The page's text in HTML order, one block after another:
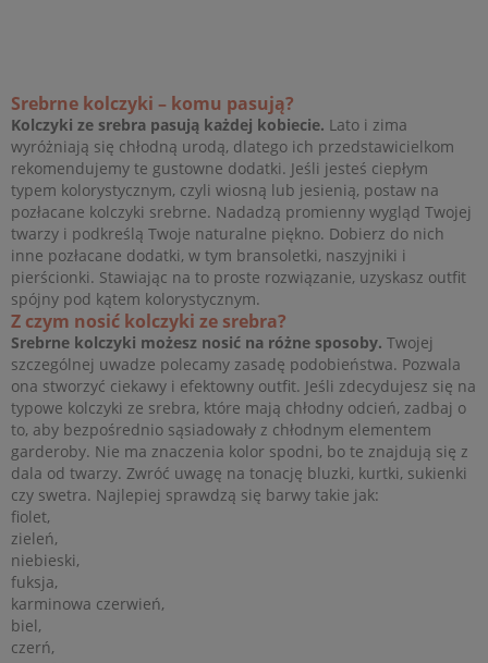
Srebrne kolczyki – komu pasują?
Kolczyki ze srebra pasują każdej kobiecie. Lato i zima
wyróżniają się chłodną urodą, dlatego ich przedstawicielkom
rekomendujemy te gustowne dodatki. Jeśli jesteś ciepłym
typem kolorystycznym, czyli wiosną lub jesienią, postaw na
pozłacane kolczyki srebrne. Nadadzą promienny wygląd Twojej
twarzy i podkreślą Twoje naturalne piękno. Dobierz do nich
inne pozłacane dodatki, w tym bransoletki, naszyjniki i
pierścionki. Stawiając na to proste rozwiązanie, uzyskasz outfit
spójny pod kątem kolorystycznym.
Z czym nosić kolczyki ze srebra?
Srebrne kolczyki możesz nosić na różne sposoby. Twojej
szczególnej uwadze polecamy zasadę podobieństwa. Pozwala
ona stworzyć ciekawy i efektowny outfit. Jeśli zdecydujesz się na
typowe kolczyki ze srebra, które mają chłodny odcień, zadbaj o
to, aby bezpośrednio sąsiadowały z chłodnym elementem
garderoby. Nie ma znaczenia kolor spodni, bo te znajdują się z
dala od twarzy. Zwróć uwagę na tonację bluzki, kurtki, sukienki
czy swetra. Najlepiej sprawdzą się barwy takie jak:
fiolet,
zieleń,
niebieski,
fuksja,
karminowa czerwień,
biel,
czerń,